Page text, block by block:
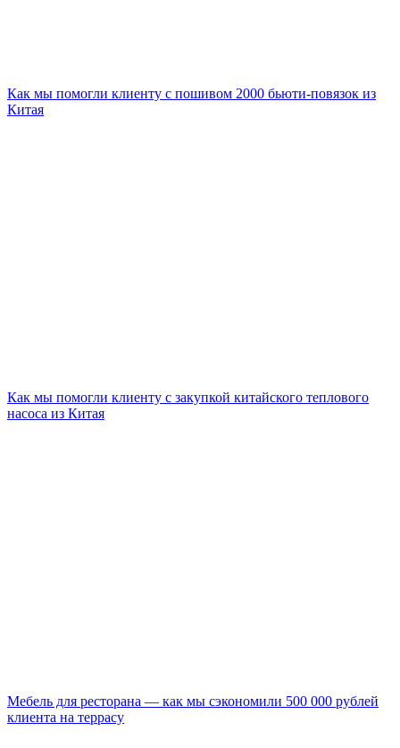
Как мы помогли клиенту с пошивом 2000 бьюти-повязок из
Китая
Как мы помогли клиенту с закупкой китайского теплового
насоса из Китая
Мебель для ресторана — как мы сэкономили 500 000 рублей
клиента на террасу